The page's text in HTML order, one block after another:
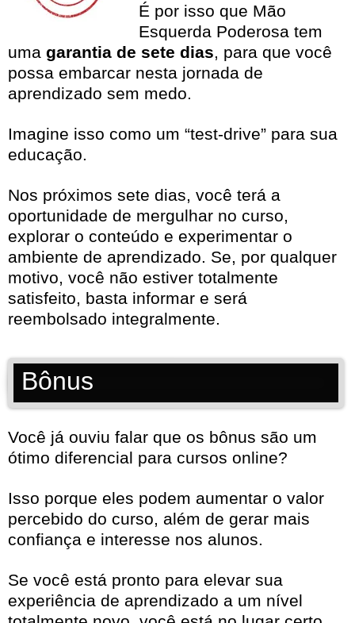
É por isso que Mão
Esquerda Poderosa tem
uma garantia de sete dias, para que você
possa embarcar nesta jornada de
aprendizado sem medo.
Imagine isso como um “test-drive” para sua
educação.
Nos próximos sete dias, você terá a
oportunidade de mergulhar no curso,
explorar o conteúdo e experimentar o
ambiente de aprendizado. Se, por qualquer
motivo, você não estiver totalmente
satisfeito, basta informar e será
reembolsado integralmente.
Bônus
Você já ouviu falar que os bônus são um
ótimo diferencial para cursos online?
Isso porque eles podem aumentar o valor
percebido do curso, além de gerar mais
confiança e interesse nos alunos.
Se você está pronto para elevar sua
experiência de aprendizado a um nível